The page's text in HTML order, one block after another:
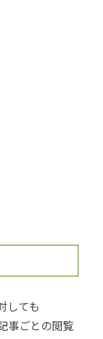
しても
事ごとの閲覧